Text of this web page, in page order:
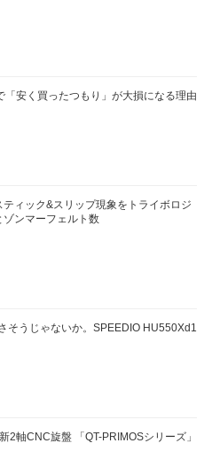
安く買ったつもり」が大損になる理由
ィック&スリップ現象をトライボロジ
ンマーフェルト数
そうじゃないか。SPEEDIO HU550Xd1
2軸CNC旋盤 「QT-PRIMOSシリーズ」